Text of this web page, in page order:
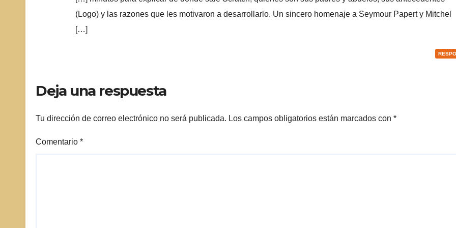
(Logo) y las razones que les motivaron a desarrollarlo. Un sincero homenaje a Seymour Papert y Mitchel
[…]
Deja una respuesta
Tu dirección de correo electrónico no será publicada. Los campos obligatorios están marcados con *
Comentario *